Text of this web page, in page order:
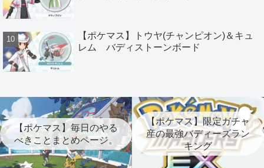
【ポケマス】トウヤ(チャンピオン)＆キュ
レム バディストーンボード
【ポケマス】毎日のやる
べきことまとめページ。
【ポケマス】限定ガチャ
産の最強バディーズラン
キング